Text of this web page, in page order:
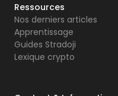
Ressources
Nos derniers articles
Apprentissage
Guides Stradoji
Lexique crypto